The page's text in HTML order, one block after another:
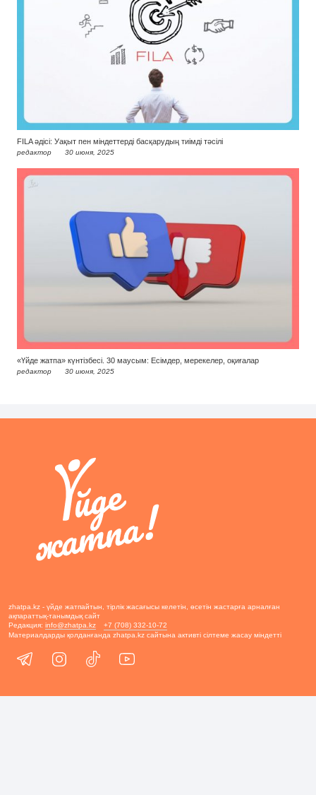
FILA әдісі: Уақыт пен міндеттерді басқарудың тиімді тәсілі
редактор 30 июня, 2025
«Үйде жатпа» күнтізбесі. 30 маусым: Есімдер, мерекелер, оқиғалар
редактор 30 июня, 2025
zhatpa.kz - үйде жатпайтын, тірлік жасағысы келетін, өсетін жастарға арналған
ақпараттық-танымдық сайт
Редакция: info@zhatpa.kz
+7 (708) 332-10-72
Материалдарды қолданғанда zhatpa.kz сайтына активті сілтеме жасау міндетті